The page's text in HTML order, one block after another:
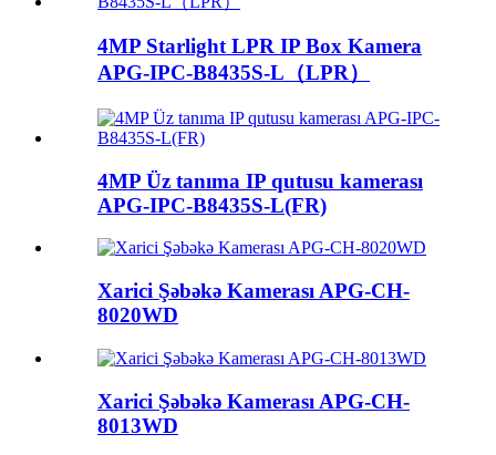
4MP Starlight LPR IP Box Kamera
APG-IPC-B8435S-L（LPR）
4MP Üz tanıma IP qutusu kamerası
APG-IPC-B8435S-L(FR)
Xarici Şəbəkə Kamerası APG-CH-
8020WD
Xarici Şəbəkə Kamerası APG-CH-
8013WD